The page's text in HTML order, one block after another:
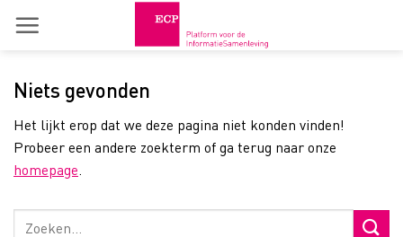
Niets gevonden
Het lijkt erop dat we deze pagina niet konden vinden!
Probeer een andere zoekterm of ga terug naar onze
homepage